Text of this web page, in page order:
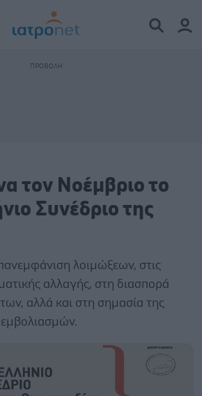
τον Νοέμβριο το
Συνέδριο της
λοιμώξεων, στις
αλλαγής, στη διασπορά
αλλά και στη σημασία της